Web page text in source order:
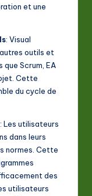
et une
: Visual
outils et
Scrum, EA
Cette
du cycle de
: Les utilisateurs
dans leurs
normes. Cette
des
utilisateurs